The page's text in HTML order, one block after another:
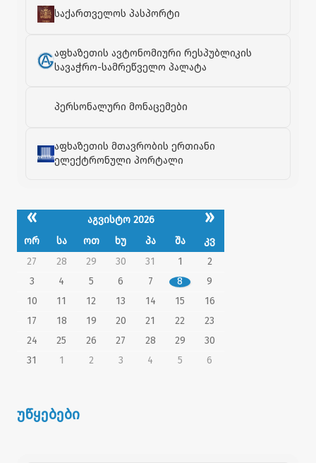
საქართველოს პასპორტი
აფხაზეთის ავტონომიური რესპუბლიკის
სავაჭრო-სამრეწველო პალატა
პერსონალური მონაცემები
აფხაზეთის მთავრობის ერთიანი
ელექტრონული პორტალი
« აგვისტო 2026 »
ორ სა ოთ ხუ პა შა
კვ
27
28 29 30 31 1
2
3
4 5 6 7 8
9
10
11 12 13 14 15
16
17
18 19 20 21 22
23
24
25 26 27 28 29
30
31
1 2 3 4 5 6
უწყებები